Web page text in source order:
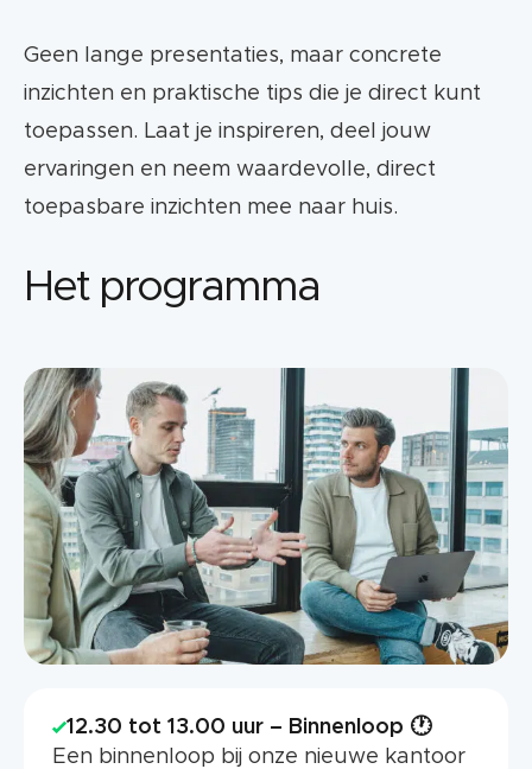
Geen lange presentaties, maar concrete
inzichten en praktische tips die je direct kunt
toepassen. Laat je inspireren, deel jouw
ervaringen en neem waardevolle, direct
toepasbare inzichten mee naar huis.
Het programma
12.30 tot 13.00 uur – Binnenloop 🕐
Een binnenloop bij onze nieuwe kantoor